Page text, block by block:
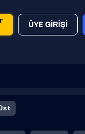
ÜYE GİRİŞİ